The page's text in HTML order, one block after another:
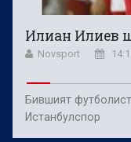
Илиан Илиев
Novsport
Бившият
Истанбулспор